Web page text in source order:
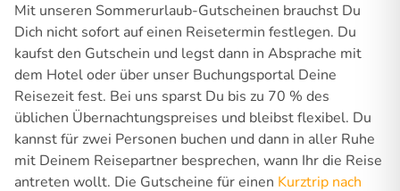
Mit unseren Sommerurlaub-Gutscheinen brauchst Du
Dich nicht sofort auf einen Reisetermin festlegen. Du
kaufst den Gutschein und legst dann in Absprache mit
dem Hotel oder über unser Buchungsportal Deine
Reisezeit fest. Bei uns sparst Du bis zu 70 % des
üblichen Übernachtungspreises und bleibst flexibel. Du
kannst für zwei Personen buchen und dann in aller Ruhe
mit Deinem Reisepartner besprechen, wann Ihr die Reise
antreten wollt. Die Gutscheine für einen Kurztrip nach